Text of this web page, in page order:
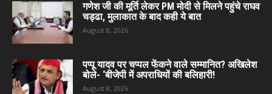
गणेश जी की मूर्ति लेकर PM मोदी से मिलने पहुंचे राघव
चड्ढा, मुलाकात के बाद कही ये बात
August 8, 2026
पप्पू यादव पर चप्पल फेंकने वाले सम्मानित? अखिलेश
बोले- ‘बीजेपी में अपराधियों की बलिहारी!
August 8, 2026